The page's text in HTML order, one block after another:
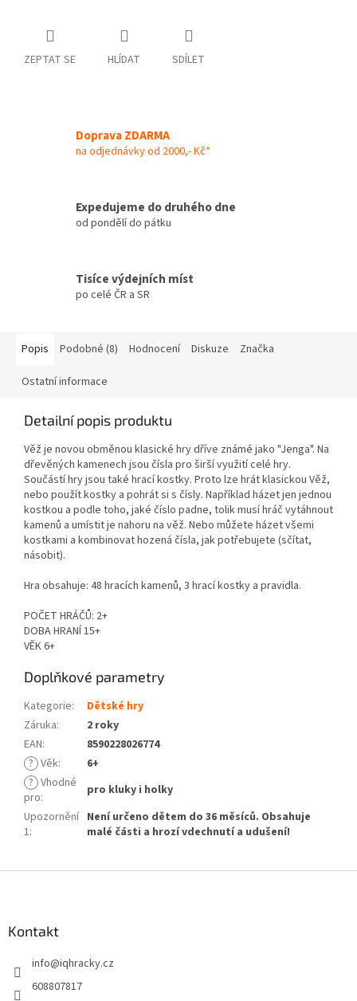
ZEPTAT SE HLÍDAT SDÍLET
Doprava ZDARMA
na odjednávky od 2000,- Kč*
Expedujeme do druhého dne
od pondělí do pátku
Tisíce výdejních míst
po celé ČR a SR
Popis Podobné (8) Hodnocení Diskuze Značka
Ostatní informace
Detailní popis produktu
Věž je novou obměnou klasické hry dříve známé jako "Jenga". Na
dřevěných kamenech jsou čísla pro širší využití celé hry.
Součástí hry jsou také hrací kostky. Proto lze hrát klasickou Věž,
nebo použít kostky a pohrát si s čísly. Například házet jen jednou
kostkou a podle toho, jaké číslo padne, tolik musí hráč vytáhnout
kamenů a umístit je nahoru na věž. Nebo můžete házet všemi
kostkami a kombinovat hozená čísla, jak potřebujete (sčítat,
násobit).
Hra obsahuje: 48 hracích kamenů, 3 hrací kostky a pravidla.
POČET HRÁČŮ: 2+
DOBA HRANÍ 15+
VĚK 6+
Doplňkové parametry
Kategorie:
Dětské hry
Záruka:
2 roky
EAN:
8590228026774
? Věk:
6+
? Vhodné
pro:
pro kluky i holky
Upozornění
1:
Není určeno dětem do 36 měsíců. Obsahuje
malé části a hrozí vdechnutí a udušení!
Kontakt
info@iqhracky.cz
608807817